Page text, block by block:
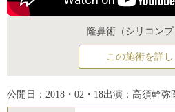
隆鼻術（シリコンプ
この施術を詳し
公開日：2018・02・18出演：高須幹弥